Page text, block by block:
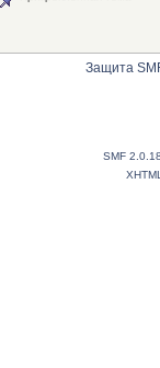
Защита
SMF